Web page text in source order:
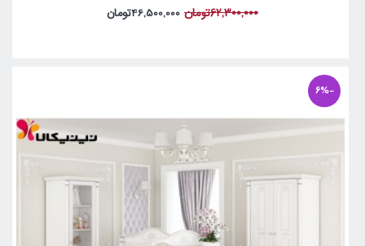
62,300,000تومان 46,500,000تومان
-6%